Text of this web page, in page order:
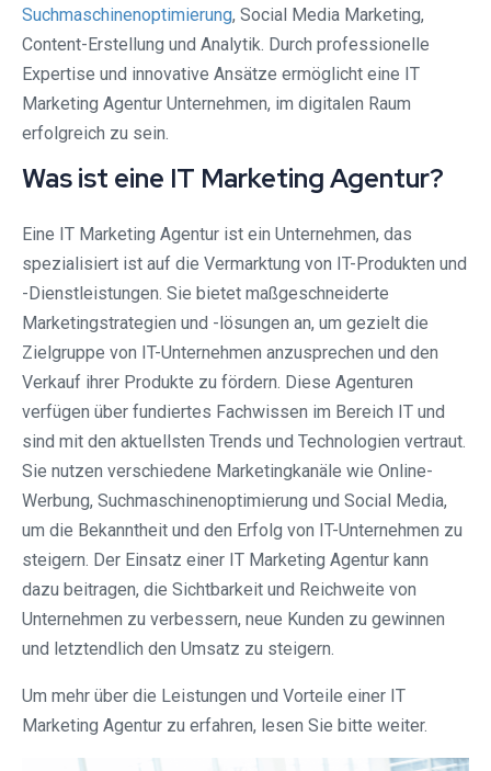
Suchmaschinenoptimierung, Social Media Marketing,
Content-Erstellung und Analytik. Durch professionelle
Expertise und innovative Ansätze ermöglicht eine IT
Marketing Agentur Unternehmen, im digitalen Raum
erfolgreich zu sein.
Was ist eine IT Marketing Agentur?
Eine IT Marketing Agentur ist ein Unternehmen, das
spezialisiert ist auf die Vermarktung von IT-Produkten und
-Dienstleistungen. Sie bietet maßgeschneiderte
Marketingstrategien und -lösungen an, um gezielt die
Zielgruppe von IT-Unternehmen anzusprechen und den
Verkauf ihrer Produkte zu fördern. Diese Agenturen
verfügen über fundiertes Fachwissen im Bereich IT und
sind mit den aktuellsten Trends und Technologien vertraut.
Sie nutzen verschiedene Marketingkanäle wie Online-
Werbung, Suchmaschinenoptimierung und Social Media,
um die Bekanntheit und den Erfolg von IT-Unternehmen zu
steigern. Der Einsatz einer IT Marketing Agentur kann
dazu beitragen, die Sichtbarkeit und Reichweite von
Unternehmen zu verbessern, neue Kunden zu gewinnen
und letztendlich den Umsatz zu steigern.
Um mehr über die Leistungen und Vorteile einer IT
Marketing Agentur zu erfahren, lesen Sie bitte weiter.